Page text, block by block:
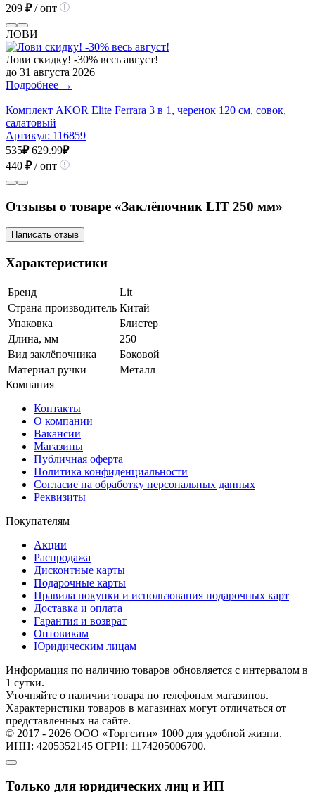
209 ₽/ опт
ЛОВИ
Лови скидку! -30% весь август!
до 31 августа 2026
Подробнее →
Комплект AKOR Elite Ferrara 3 в 1, черенок 120 см, совок,
салатовый
Артикул: 116859
535₽ 629.99₽
440 ₽/ опт
Отзывы о товаре «Заклёпочник LIT 250 мм»
Написать отзыв
Характеристики
Бренд
Lit
Страна производитель Китай
Упаковка
Блистер
Длина, мм
250
Вид заклёпочника
Боковой
Материал ручки
Металл
Компания
Контакты
О компании
Вакансии
Магазины
Публичная оферта
Политика конфиденциальности
Согласие на обработку персональных данных
Реквизиты
Покупателям
Акции
Распродажа
Дисконтные карты
Подарочные карты
Правила покупки и использования подарочных карт
Доставка и оплата
Гарантия и возврат
Оптовикам
Юридическим лицам
Информация по наличию товаров обновляется с интервалом в
1 сутки.
Уточняйте о наличии товара по телефонам магазинов.
Характеристики товаров в магазинах могут отличаться от
представленных на сайте.
© 2017 - 2026 ООО «Торгсити» 1000 для удобной жизни.
ИНН: 4205352145 ОГРН: 1174205006700.
Только для юридических лиц и ИП